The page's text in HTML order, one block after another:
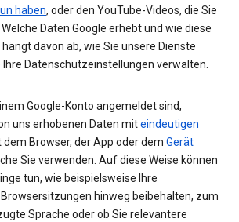
haben, oder den YouTube-Videos, die Sie
Daten Google erhebt und wie diese
davon ab, wie Sie unsere Dienste
Datenschutzeinstellungen verwalten.
Google-Konto angemeldet sind,
uns erhobenen Daten miteindeutigen
dem Browser, der App oder dem Gerät
Sie verwenden. Auf diese Weise können
tun, wie beispielsweise Ihre
hinweg beibehalten, zum
Sprache oder ob Sie relevantere